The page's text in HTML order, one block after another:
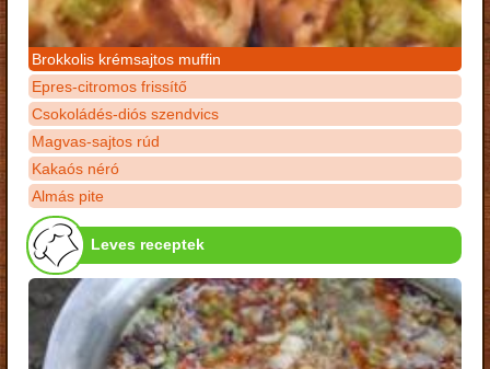
Brokkolis krémsajtos muffin
Epres-citromos frissítő
Csokoládés-diós szendvics
Magvas-sajtos rúd
Kakaós néró
Almás pite
Leves receptek